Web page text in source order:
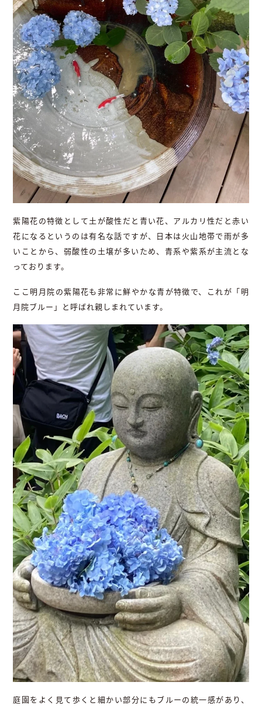
紫陽花の特徴として土が酸性だと青い花、アルカリ性だと赤い
花になるというのは有名な話ですが、日本は火山地帯で雨が多
いことから、弱酸性の土壌が多いため、青系や紫系が主流とな
っております。
ここ明月院の紫陽花も非常に鮮やかな青が特徴で、これが「明
月院ブルー」と呼ばれ親しまれています。
庭園をよく見て歩くと細かい部分にもブルーの統一感があり、